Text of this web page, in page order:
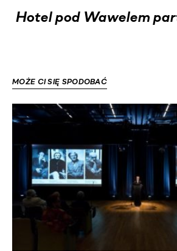
Hotel pod Wawelem
MOŻE CI SIĘ SPODOBAĆ